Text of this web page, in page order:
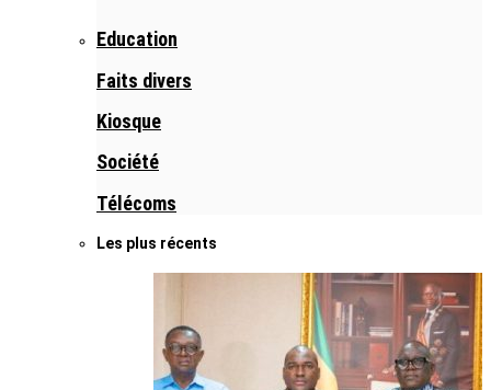
Education
Faits divers
Kiosque
Société
Télécoms
Les plus récents